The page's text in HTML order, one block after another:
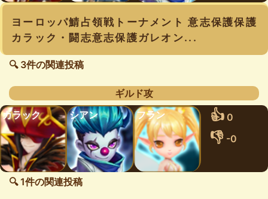
ヨーロッパ鯖占領戦トーナメント 意志保護保護
カラック・闘志意志保護ガレオン...
🔍 3件の関連投稿
ギルド攻
カラック
シアン フラン 👍 0
👎 -0
🔍 1件の関連投稿